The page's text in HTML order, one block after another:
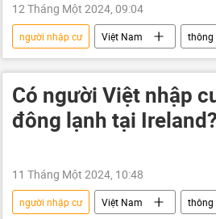
12 Tháng Một 2024, 09:04
người nhập cư Việt Nam thông
Bộ Ngoại giao Việt Nam
Thế giới
Có người Việt nhập
đông lạnh tại Ireland?
11 Tháng Một 2024, 10:48
người nhập cư Việt Nam thông